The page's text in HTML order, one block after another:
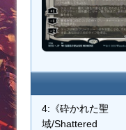
4:《砕かれた聖
域/Shattered